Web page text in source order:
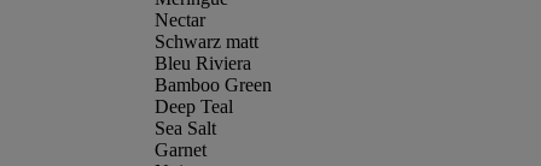
Nectar
Schwarz matt
Bleu Riviera
Bamboo Green
Deep Teal
Sea Salt
Garnet